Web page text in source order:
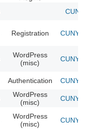
Registration CUNY
WordPress
(misc)
CUNY
Authentication CUNY
WordPress
(misc)
CUNY
WordPress
(misc)
CUNY